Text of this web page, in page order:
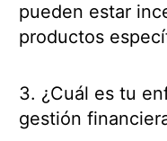
pueden estar
productos
3. ¿Cuál es tu
gestión